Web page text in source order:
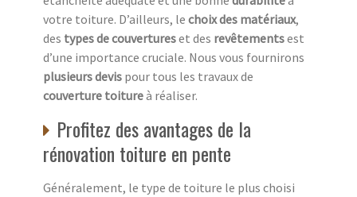
votre toiture. D’ailleurs, le choix des matériaux,
des types de couvertureset des revêtementsest
d’une importance cruciale. Nous vous fournirons
plusieurs devis pour tous les travaux de
couverture toitureà réaliser.
Profitez des avantages de la
rénovation toiture en pente
Généralement, le type de toiture le plus choisi